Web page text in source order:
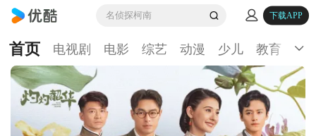
名侦探柯南 下载APP
首页 电视剧 电影 综艺 动漫 少儿 教育 生